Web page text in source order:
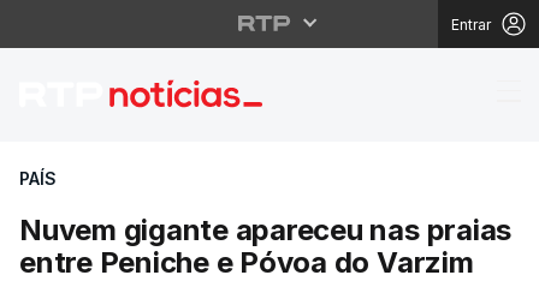
Entrar
Nuvem gigante
PAÍS
Nuvem gigante apareceu nas praias
entre Peniche e Póvoa do Varzim